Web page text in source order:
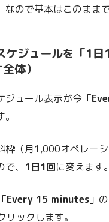
なので基本はこのままで
ケジュールを「1日
体）
ジュール表示が今「
枠（月1,000オペレー
、 1日1回に変えます。
Every 15 minutes 」
リックします。